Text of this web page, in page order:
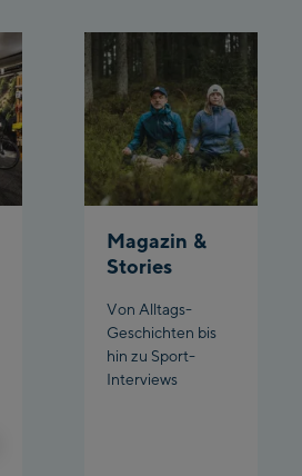
Magazin &
Stories
Von Alltags-
Geschichten bis
hin zu Sport-
Interviews